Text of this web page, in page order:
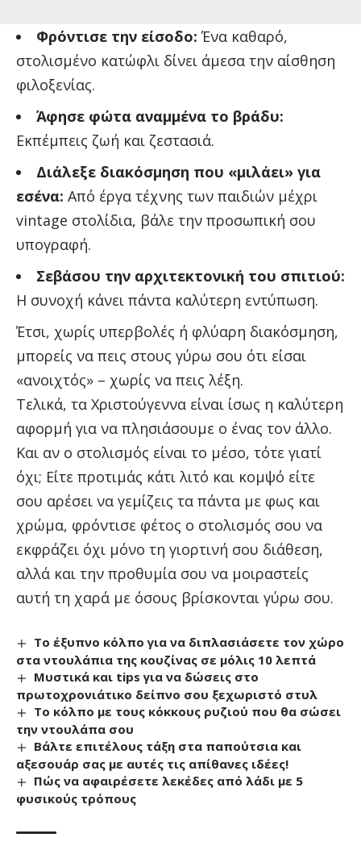
Φρόντισε την είσοδο: Ένα καθαρό,
στολισμένο κατώφλι δίνει άμεσα την αίσθηση
φιλοξενίας.
Άφησε φώτα αναμμένα το βράδυ:
Εκπέμπεις ζωή και ζεστασιά.
Διάλεξε διακόσμηση που «μιλάει» για
εσένα: Από έργα τέχνης των παιδιών μέχρι
vintage στολίδια, βάλε την προσωπική σου
υπογραφή.
Σεβάσου την αρχιτεκτονική του σπιτιού:
Η συνοχή κάνει πάντα καλύτερη εντύπωση.
Έτσι, χωρίς υπερβολές ή φλύαρη διακόσμηση,
μπορείς να πεις στους γύρω σου ότι είσαι
«ανοιχτός» – χωρίς να πεις λέξη.
Τελικά, τα Χριστούγεννα είναι ίσως η καλύτερη
αφορμή για να πλησιάσουμε ο ένας τον άλλο.
Και αν ο στολισμός είναι το μέσο, τότε γιατί
όχι; Είτε προτιμάς κάτι λιτό και κομψό είτε
σου αρέσει να γεμίζεις τα πάντα με φως και
χρώμα, φρόντισε φέτος ο στολισμός σου να
εκφράζει όχι μόνο τη γιορτινή σου διάθεση,
αλλά και την προθυμία σου να μοιραστείς
αυτή τη χαρά με όσους βρίσκονται γύρω σου.
Το έξυπνο κόλπο για να διπλασιάσετε τον χώρο
στα ντουλάπια της κουζίνας σε μόλις 10 λεπτά
Μυστικά και tips για να δώσεις στο
πρωτοχρονιάτικο δείπνο σου ξεχωριστό στυλ
Το κόλπο με τους κόκκους ρυζιού που θα σώσει
την ντουλάπα σου
Βάλτε επιτέλους τάξη στα παπούτσια και
αξεσουάρ σας με αυτές τις απίθανες ιδέες!
Πώς να αφαιρέσετε λεκέδες από λάδι με 5
φυσικούς τρόπους